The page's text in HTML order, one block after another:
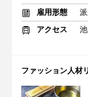
雇用形態
アクセス
ファッション人材